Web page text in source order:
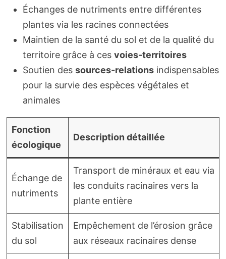
Échanges de nutriments entre différentes
plantes via les racines connectées
Maintien de la santé du sol et de la qualité du
territoire grâce à ces voies-territoires
Soutien des sources-relationsindispensables
pour la survie des espèces végétales et
animales
Fonction
écologique
Description détaillée
Échange de
nutriments
Transport de minéraux et eau via
les conduits racinaires vers la
plante entière
Stabilisation
du sol
Empêchement de l’érosion grâce
aux réseaux racinaires dense